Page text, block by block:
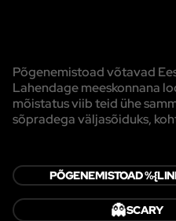
Põgenemistoad võtavad
Lahendage meeskonnana
mõistatus viib teid ühe
sõpradega väljasõiduks,
PÕGENEMISTOAD
👻SCARY